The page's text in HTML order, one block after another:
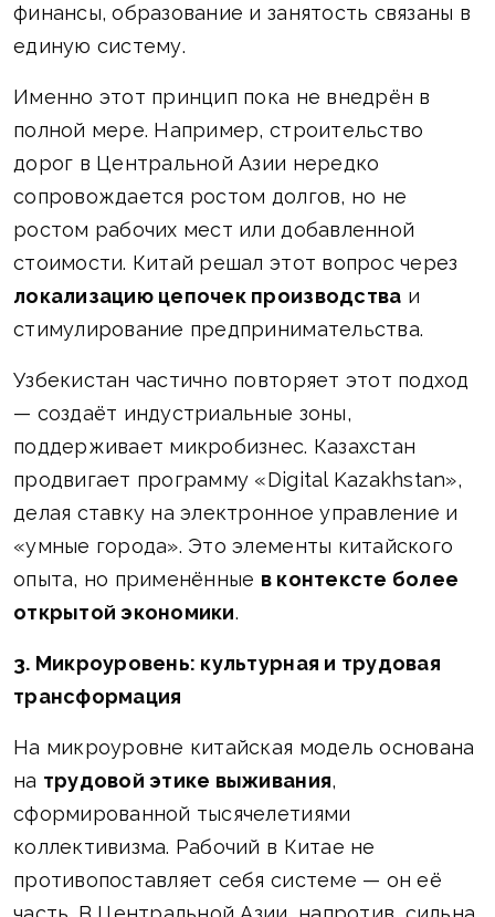
финансы, образование и занятость связаны в
единую систему.
Именно этот принцип пока не внедрён в
полной мере. Например, строительство
дорог в Центральной Азии нередко
сопровождается ростом долгов, но не
ростом рабочих мест или добавленной
стоимости. Китай решал этот вопрос через
локализацию цепочек производства и
стимулирование предпринимательства.
Узбекистан частично повторяет этот подход
— создаёт индустриальные зоны,
поддерживает микробизнес. Казахстан
продвигает программу «Digital Kazakhstan»,
делая ставку на электронное управление и
«умные города». Это элементы китайского
опыта, но применённые в контексте более
открытой экономики.
3. Микроуровень: культурная и трудовая
трансформация
На микроуровне китайская модель основана
на трудовой этике выживания,
сформированной тысячелетиями
коллективизма. Рабочий в Китае не
противопоставляет себя системе — он её